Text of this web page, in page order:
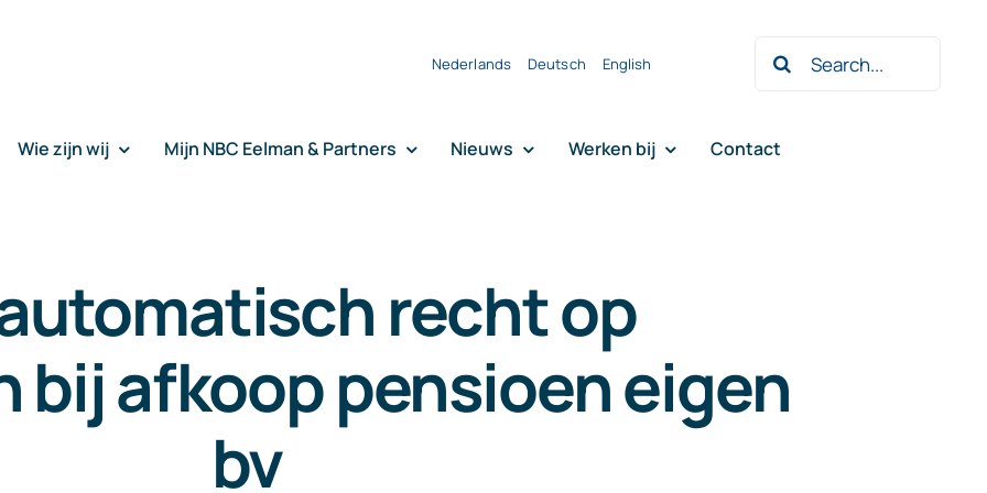
Nederlands Deutsch English
Zoeken
naar:
Wie zijn wij Mijn NBC Eelman & Partners Nieuws Werken bij Contact
recht op
afkoop pensioen eigen
bv